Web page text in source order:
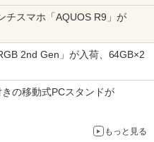
チスマホ「AQUOS R9」が
2nd Gen」が入荷、64GB×2
の移動式PCスタンドが
もっと見る